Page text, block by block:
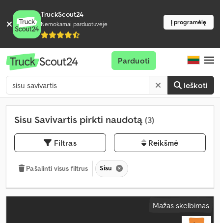
TruckScout24
Nemokamai parduotuvėje Į programėlę
Ieškoti
Parduoti
Sisu Savivartis pirkti naudotą (3)
Filtras Reikšmė
Pašalinti visus filtrus Sisu
Mažas skelbimas